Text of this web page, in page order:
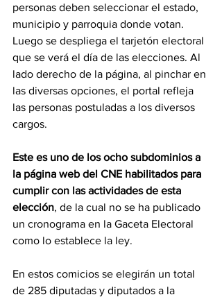
personas deben seleccionar el estado,
municipio y parroquia donde votan.
Luego se despliega el tarjetón electoral
que se verá el día de las elecciones. Al
lado derecho de la página, al pinchar en
las diversas opciones, el portal refleja
las personas postuladas a los diversos
cargos.
Este es uno de los ocho subdominios a
la página web del CNE habilitados para
cumplir con las actividades de esta
elección, de la cual no se ha publicado
un cronograma en la Gaceta Electoral
como lo establece la ley.
En estos comicios se elegirán un total
de 285 diputadas y diputados a la